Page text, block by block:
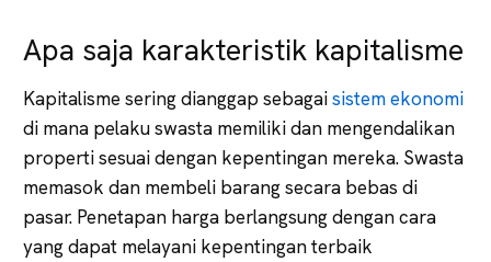
Apa saja karakteristik kapitalisme
Kapitalisme sering dianggap sebagaisistem ekonomi
di mana pelaku swasta memiliki dan mengendalikan
properti sesuai dengan kepentingan mereka. Swasta
memasok dan membeli barang secara bebas di
pasar. Penetapan harga berlangsung dengan cara
yang dapat melayani kepentingan terbaik